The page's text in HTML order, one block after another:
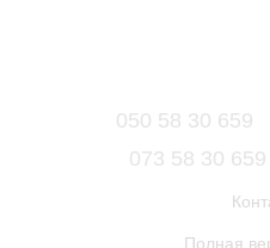
050 58 30 659
073 58 30
Полная